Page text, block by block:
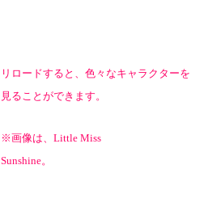
リロードすると、色々なキャラクターを
見ることができます。
※画像は、 Little Miss
Sunshine。